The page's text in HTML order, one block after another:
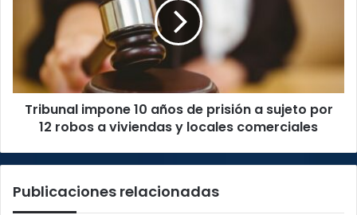
prisión
sujeto
por
robos
locales
Tribunal impone 10 años de prisión a sujeto por
12 robos a viviendas y locales comerciales
Publicaciones relacionadas